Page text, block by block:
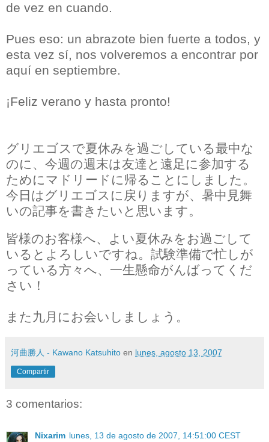
de vez en cuando.
Pues eso: un abrazote bien fuerte a todos, y
esta vez sí, nos volveremos a encontrar por
aquí en septiembre.
¡Feliz verano y hasta pronto!
グリエゴスで夏休みを過ごしている最中な
のに、今週の週末は友達と遠足に参加する
ためにマドリードに帰ることにしました。
今日はグリエゴスに戻りますが、暑中見舞
いの記事を書きたいと思います。
皆様のお客様へ、よい夏休みをお過ごして
いるとよろしいですね。試験準備で忙しが
っている方々へ、一生懸命がんばってくだ
さい！
また九月にお会いしましょう。
河曲勝人 - Kawano Katsuhito en lunes, agosto 13, 2007
Compartir
3 comentarios:
Nixarim lunes, 13 de agosto de 2007, 14:51:00 CEST